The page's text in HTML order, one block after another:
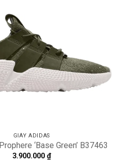
GIÀY ADIDAS
‘Base Green’ B37463
3.900.000 ₫